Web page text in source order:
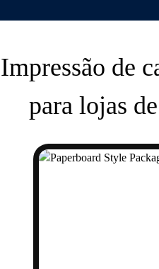
Impressão de
para lojas